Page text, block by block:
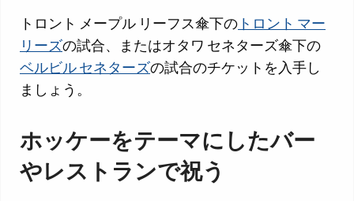
トロント メープル リーフス傘下の トロント マー
リーズの試合、またはオタワ セネターズ傘下の
ベルビル セネターズの試合のチケットを入手し
ましょう。
ホッケーをテーマにしたバー
やレストランで祝う